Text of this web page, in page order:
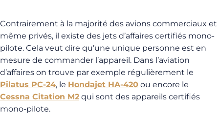
Contrairement à la majorité des avions commerciaux et
même privés, il existe des jets d’affaires certifiés mono-
pilote. Cela veut dire qu’une unique personne est en
mesure de commander l’appareil. Dans l’aviation
d’affaires on trouve par exemple régulièrement le
Pilatus PC-24, le Hondajet HA-420 ou encore le
Cessna Citation M2 qui sont des appareils certifiés
mono-pilote.